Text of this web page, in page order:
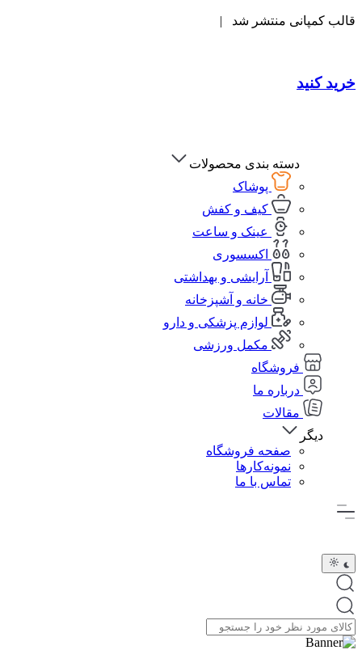
قالب کمپانی منتشر شد |
خرید کنید
دسته بندی محصولات
پوشاک
کیف و کفش
عینک و ساعت
اکسسوری
آرایشی و بهداشتی
خانه و آشپزخانه
لوازم پزشکی و دارو
مکمل ورزشی
فروشگاه
درباره ما
مقالات
دیگر
صفحه فروشگاه
نمونه‌کارها
تماس با ما